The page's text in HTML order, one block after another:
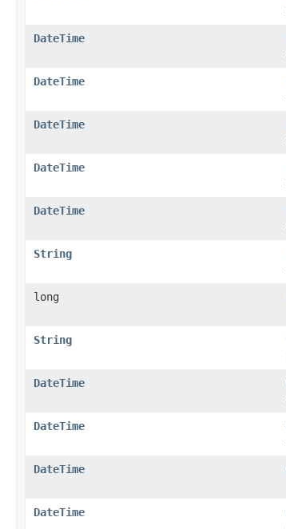
DateTime
DateTime
DateTime
DateTime
DateTime
String
long
String
DateTime
DateTime
DateTime
DateTime